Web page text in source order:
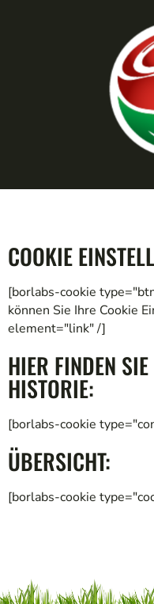
COOKIE
[borlabs-cookie
können Sie Ihre Cookie
element="link" /]
HIER FINDEN
HISTORIE:
[borlabs-cookie
ÜBERSICHT:
[borlabs-cookie